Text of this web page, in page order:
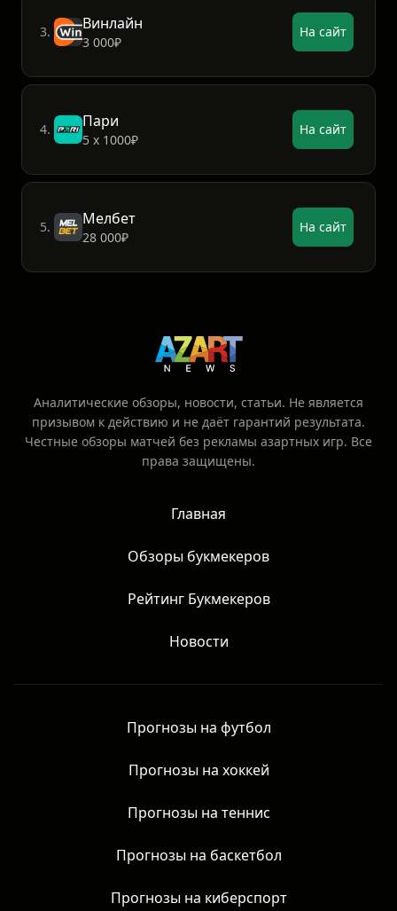
3. Винлайн
3 000₽
На сайт
4. Пари
5 х 1000₽
На сайт
5. Мелбет
28 000₽
На сайт
Аналитические обзоры, новости, статьи. Не является
призывом к действию и не даёт гарантий результата.
Честные обзоры матчей без рекламы азартных игр. Все
права защищены.
Главная
Обзоры букмекеров
Рейтинг Букмекеров
Новости
Прогнозы на футбол
Прогнозы на хоккей
Прогнозы на теннис
Прогнозы на баскетбол
Прогнозы на киберспорт